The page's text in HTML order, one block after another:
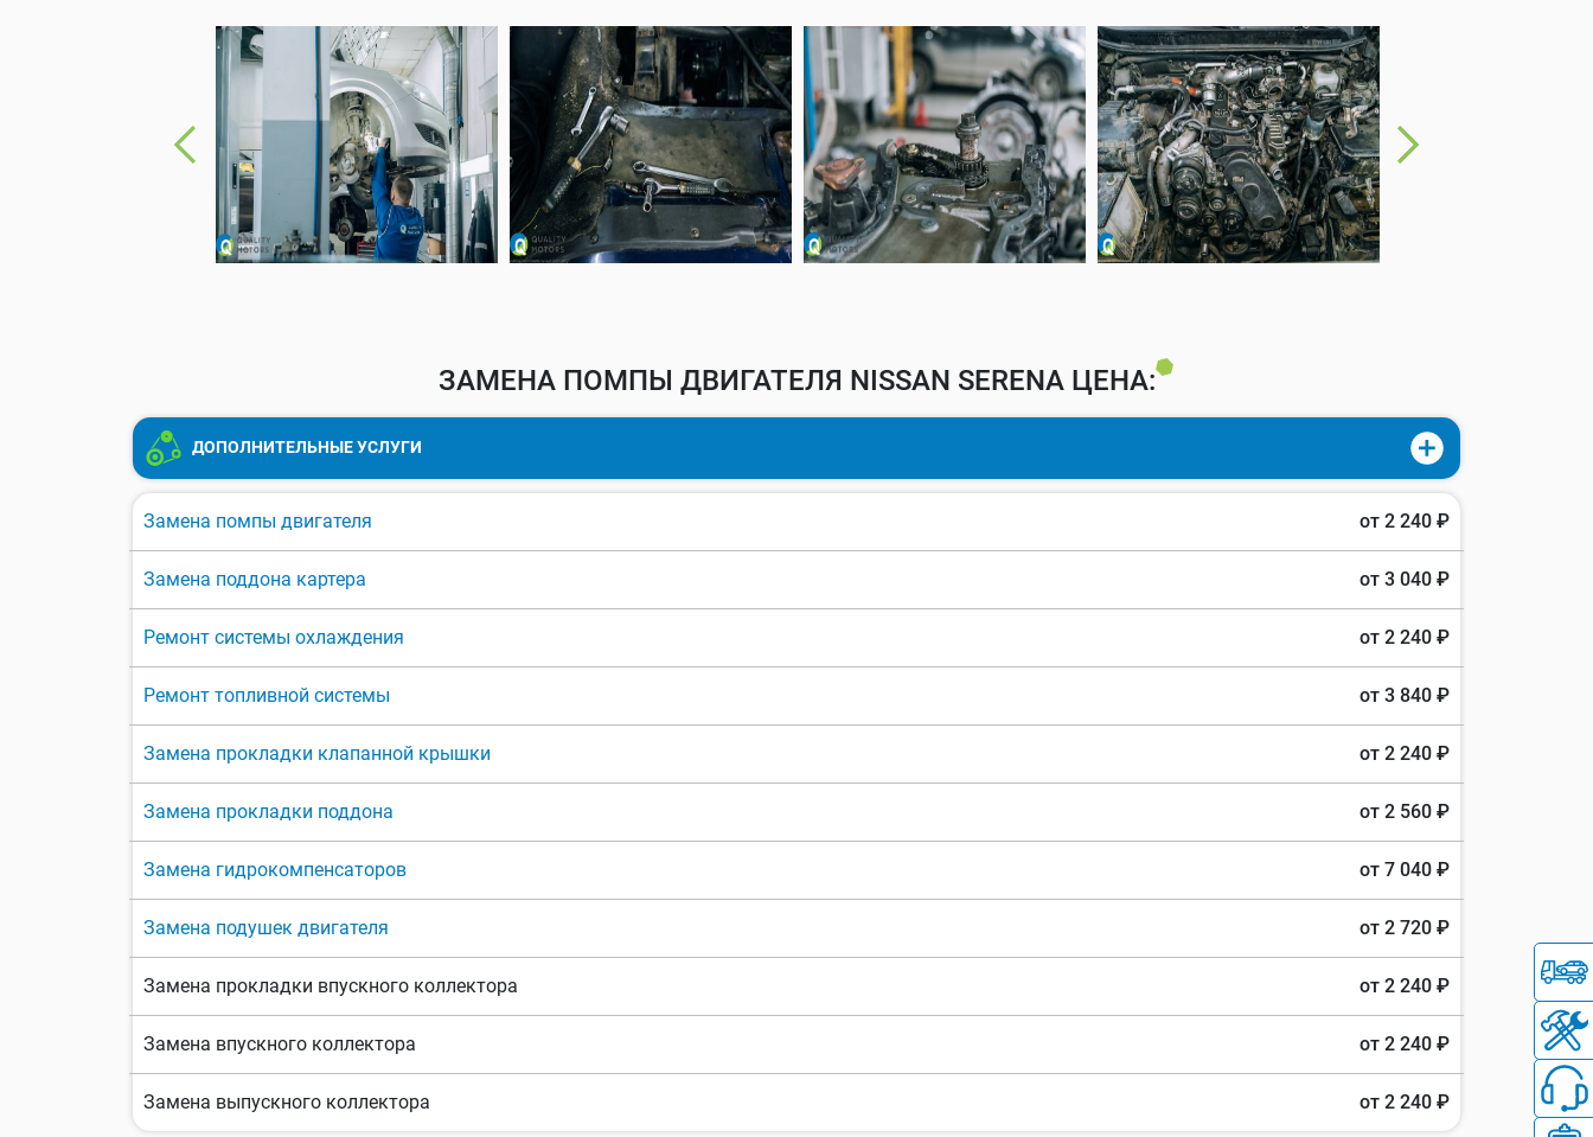
ЗАМЕНА ПОМПЫ ДВИГАТЕЛЯ NISSAN SERENA ЦЕНА:
ДОПОЛНИТЕЛЬНЫЕ УСЛУГИ
Замена помпы двигателя от 2 240 ₽
Замена поддона картера от 3 040 ₽
Ремонт системы охлаждения от 2 240 ₽
Ремонт топливной системы от 3 840 ₽
Замена прокладки клапанной крышки от 2 240 ₽
Замена прокладки поддона от 2 560 ₽
Замена гидрокомпенсаторов от 7 040 ₽
Замена подушек двигателя от 2 720 ₽
Замена прокладки впускного коллектора от 2 240 ₽
Замена впускного коллектора от 2 240 ₽
Замена выпускного коллектора от 2 240 ₽